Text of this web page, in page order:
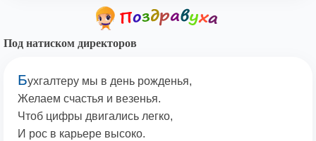
Под натиском директоров
Бухгалтеру мы в день рожденья,
Желаем счастья и везенья.
Чтоб цифры двигались легко,
И рос в карьере высоко.